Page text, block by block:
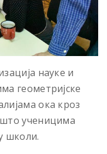
науке и
геометријске
ока кроз
ученицима
школи.